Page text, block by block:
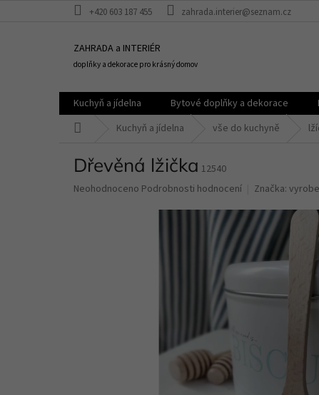
+420 603 187 455 zahrada.interier@seznam.cz
ZAHRADA a INTERIÉR
doplňky a dekorace pro krásný domov
Kuchyň a jídelna Bytové doplňky a dekorace
Kuchyň a jídelna vše do kuchyně
Dřevěná lžička 12540
Průměrné
Neohodnoceno Podrobnosti hodnocení Značka: